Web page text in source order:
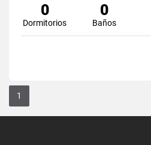
0
Dormitorios
0
Baños
1